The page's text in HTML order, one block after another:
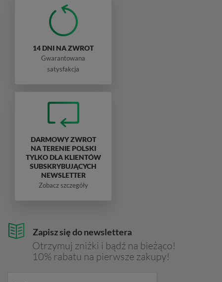
Zapisz się do newslettera
Otrzymuj zniżki i bądź na bieżąco!
10% rabatu na pierwsze zakupy!
14 DNI NA ZWROT
Gwarantowana
satysfakcja
DARMOWY ZWROT
NA TERENIE POLSKI
TYLKO DLA KLIENTÓW
SUBSKRYBUJĄCYCH
NEWSLETTER
Zobacz szczegóły